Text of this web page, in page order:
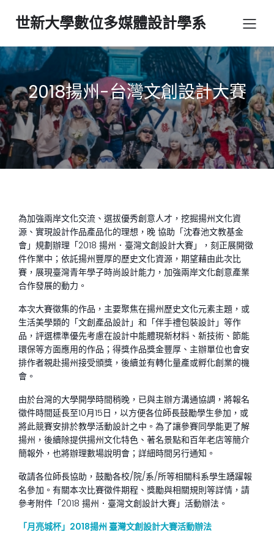
世新大學數位多媒體設計學系
2018揚州-台灣文創設計大賽
為加強兩岸文化交流、選拔優秀創意人才，挖掘揚州文化資
源、實現設計作品產品化的理想，晚 協助「沈春池文教基金
會」規劃辦理「2018 揚州．臺灣文創設計大賽」，刻正展開徵
件作業中；依託揚州豐厚的歷史文化資源，期望藉由此次比
賽，展現臺灣青年學子時尚設計能力，加強兩岸文化創意產業
合作發展的動力。
本次大賽徵集的作品，主要聚焦在揚州歷史文化元素主題，或
生活美學類的「文創產品設計」和「伴手禮包裝設計」等作
品，評選標準優先考慮在設計中能體現新材料、新技術、節能
環保等方面應用的作品；得獎作品獎金豐厚、主辦單位也會安
排作者親赴揚州接受頒獎，後續並有轉化量產或孵化創業的機
會。
由於台灣的大學開學時間稍晚，已與主辦方溝通協調，將報名
徵件時間延長至10月15日，以方便各位師長鼓勵學生參加，或
將此競賽安排於教學活動設計之中。為了讓參賽同學能更了解
揚州，後續除提供揚州文化特色、著名景點和百年老店等簡介
簡報外，也將辦理數場說明會；詳細時間另行通知。
敬請各位師長協助，鼓勵各校/院/系/所等相關科系學生踴躍報
名參加。有關本次比賽徵件期程、獎勵與相關規則等詳情，請
參考附件「2018 揚州．臺灣文創設計大賽」活動辦法。
「月亮城杯」2018揚州 臺灣文創設計大賽活動辦法